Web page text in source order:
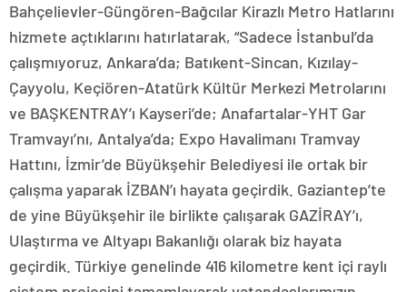
Bahçelievler-Güngören-Bağcılar Kirazlı Metro Hatlarını
hizmete açtıklarını hatırlatarak, “Sadece İstanbul’da
çalışmıyoruz, Ankara’da; Batıkent-Sincan, Kızılay-
Çayyolu, Keçiören-Atatürk Kültür Merkezi Metrolarını
ve BAŞKENTRAY’ı Kayseri’de; Anafartalar-YHT Gar
Tramvayı’nı, Antalya’da; Expo Havalimanı Tramvay
Hattını, İzmir’de Büyükşehir Belediyesi ile ortak bir
çalışma yaparak İZBAN’ı hayata geçirdik. Gaziantep’te
de yine Büyükşehir ile birlikte çalışarak GAZİRAY’ı,
Ulaştırma ve Altyapı Bakanlığı olarak biz hayata
geçirdik. Türkiye genelinde 416 kilometre kent içi raylı